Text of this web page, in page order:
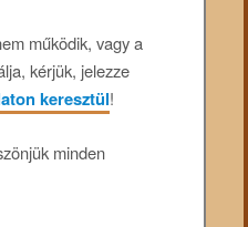
működik, vagy a
kérjük, jelezze
keresztül!
minden